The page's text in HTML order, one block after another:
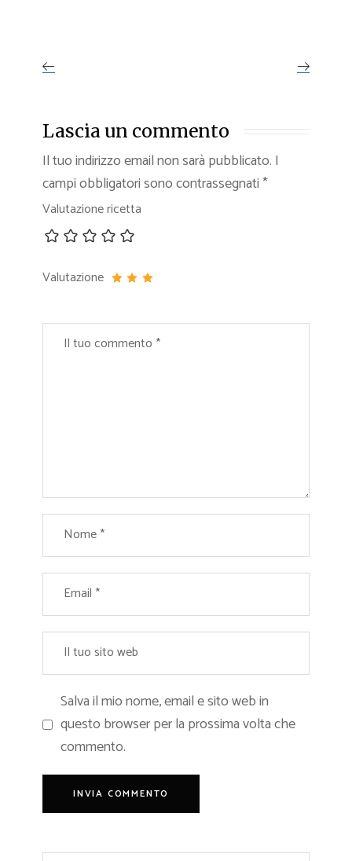
Lascia un commento
Il tuo indirizzo email non sarà pubblicato. I
campi obbligatori sono contrassegnati*
Valutazione ricetta
Valutazione
Salva il mio nome, email e sito web in
questo browser per la prossima volta che
commento.